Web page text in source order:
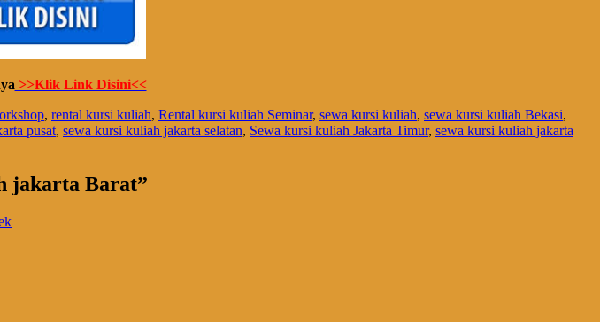
>>Klik Link Disini<<
, rental kursi kuliah, Rental kursi kuliah Seminar, sewa kursi kuliah, sewa kursi kuliah Bekasi,
pusat, sewa kursi kuliah jakarta selatan, Sewa kursi kuliah Jakarta Timur, sewa kursi kuliah jakarta
jakarta Barat”